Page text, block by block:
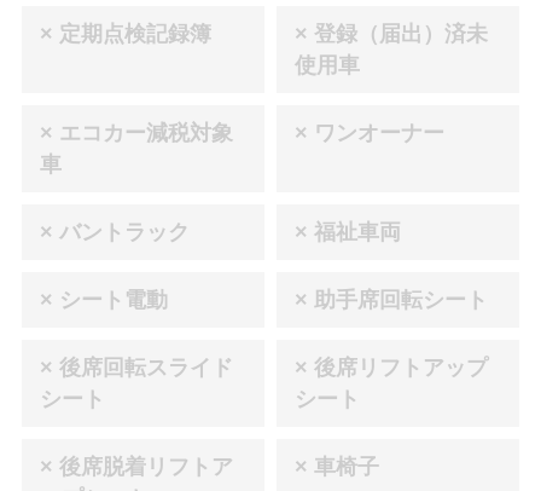
× 定期点検記録簿
× 登録（届出）済未
使用車
× エコカー減税対象
車
× ワンオーナー
× バントラック × 福祉車両
× シート電動 × 助手席回転シート
× 後席回転スライド
シート
× 後席リフトアップ
シート
× 後席脱着リフトア
× 車椅子